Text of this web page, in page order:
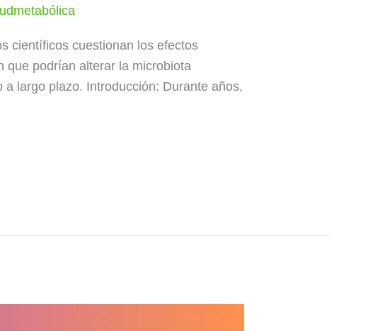
científicos cuestionan los efectos
que podrían alterar la microbiota
largo plazo. Introducción: Durante años,